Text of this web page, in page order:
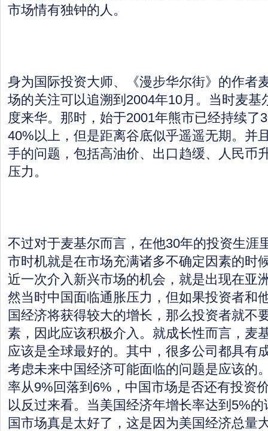
市场情有独钟的人。
身为国际投资大师、《漫步华尔街》的作者
场的关注可以追溯到2004年10月。当时麦基
度来华。那时，始于2001年熊市已经持续了
40%以上，但是距离谷底似乎遥遥无期。并
手的问题，包括高油价、出口趋缓、人民币
压力。
不过对于麦基尔而言，在他30年的投资生涯
市时机就是在市场充满诸多不确定因素的时
近一次介入新兴市场的机会，就是出现在亚
然当时中国面临通胀压力，但如果投资者和
国经济将获得较大的增长，那么投资者就不
素，因此应该积极介入。就成长性而言，麦
应该是全球最好的。其中，很多公司都具有
考虑未来中国经济可能面临的问题是应该的
率从9%回落到6%，中国市场是否还有投资
以反过来看。当美国经济年增长率达到5%
国市场真是太好了，这是因为美国经济总量